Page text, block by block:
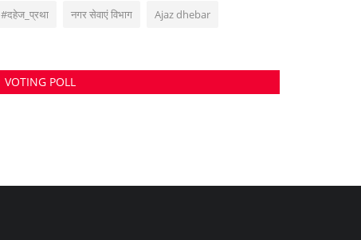
#दहेज_प्रथा नगर सेवाएं विभाग Ajaz dhebar
VOTING POLL